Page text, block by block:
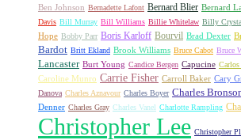
Ben Johnson Bernadette Lafont Bernard Blier Bernard
Davis Bill Murray Bill Williams Billie Whitelaw Billy
Hope Bobby Parr Boris Karloff Bourvil Brad Dexter
Bardot Britt Ekland Brook Williams Bruce Cabot Bruce
Lancaster Burt Young Candice Bergen Capucine
Caroline Munro Carrie Fisher Carroll Baker Cary
Danova Charles Aznavour Charles Boyer Charles
Denner Charles Gray Charles Vanel Charlotte Rampling
Christopher Lee Christopher